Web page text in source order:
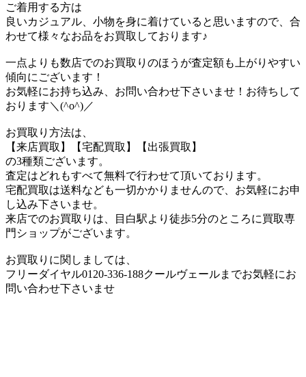
ご着用する方は
良いカジュアル、小物を身に着けていると思いますので、合
わせて様々なお品をお買取しております♪
一点よりも数店でのお買取りのほうが査定額も上がりやすい
傾向にございます！
お気軽にお持ち込み、お問い合わせ下さいませ！お待ちして
おります＼(^o^)／
お買取り方法は、
【来店買取】【宅配買取】【出張買取】
の3種類ございます。
査定はどれもすべて無料で行わせて頂いております。
宅配買取は送料なども一切かかりませんので、お気軽にお申
し込み下さいませ。
来店でのお買取りは、目白駅より徒歩5分のところに買取専
門ショップがございます。
お買取りに関しましては、
フリーダイヤル0120-336-188クールヴェールまでお気軽にお
問い合わせ下さいませ